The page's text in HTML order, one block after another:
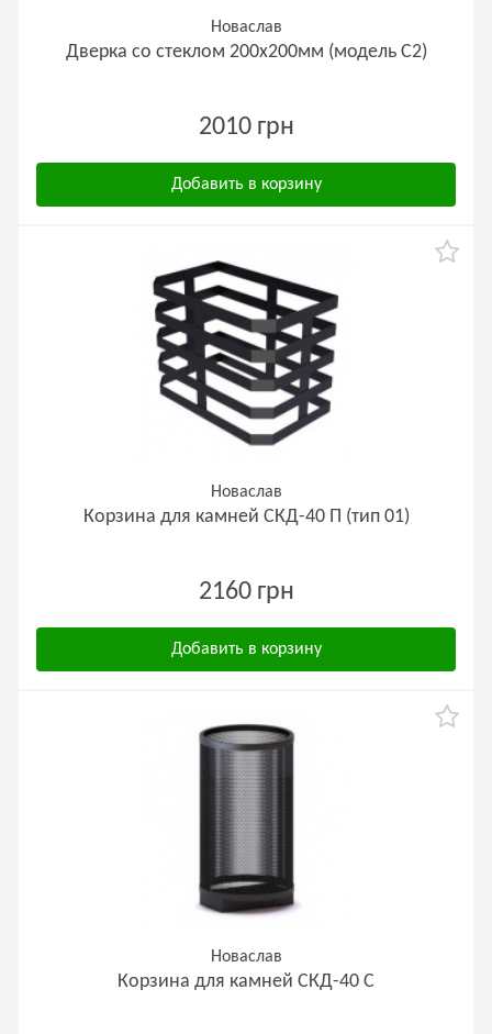
Новаслав
Дверка со стеклом 200х200мм (модель С2)
2010 грн
Добавить в корзину
Новаслав
Корзина для камней СКД-40 П (тип 01)
2160 грн
Добавить в корзину
Новаслав
Корзина для камней СКД-40 С